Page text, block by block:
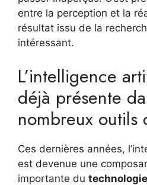
entre la perception et la
résultat issu de la
intéressant.
L’intelligence
déjà présente
nombreux outils
Ces dernières années,
est devenue une
importante du